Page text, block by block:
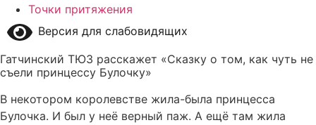
Точки притяжения
Версия для слабовидящих
Гатчинский ТЮЗ расскажет «Сказку о том, как чуть не
съели принцессу Булочку»
В некотором королевстве жила-была принцесса
Булочка. И был у неё верный паж. А ещё там жила